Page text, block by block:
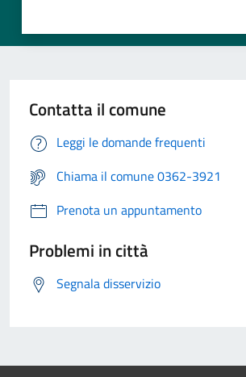
Contatta il comune
Leggi le domande frequenti
Chiama il comune 0362-3921
Prenota un appuntamento
Problemi in città
Segnala disservizio